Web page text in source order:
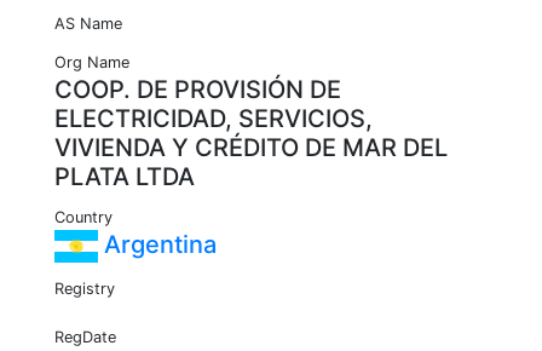
AS Name
Org Name
COOP. DE PROVISIÓN DE
ELECTRICIDAD, SERVICIOS,
VIVIENDA Y CRÉDITO DE MAR DEL
PLATA LTDA
Country
Argentina
Registry
RegDate